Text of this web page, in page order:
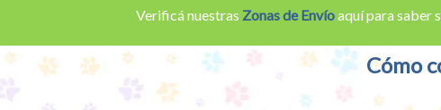
Verificá nuestras Zonas de Envíoaquí para saber
Cómo